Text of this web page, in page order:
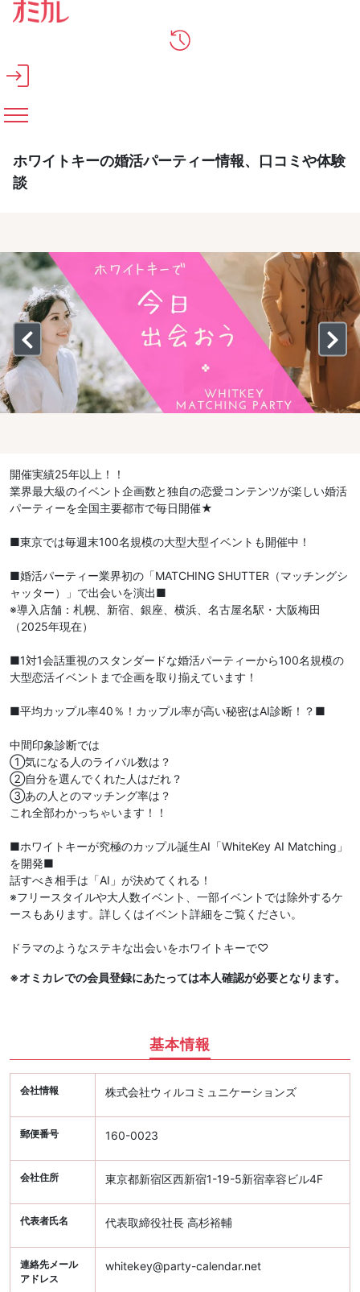
メインコンテンツへスキップ
ホワイトキーの婚活パーティー情報、口コミや体験
談
開催実績25年以上！！
業界最大級のイベント企画数と独自の恋愛コンテンツが楽しい婚活
パーティーを全国主要都市で毎日開催★
■東京では毎週末100名規模の大型大型イベントも開催中！
■婚活パーティー業界初の「MATCHING SHUTTER（マッチングシ
ャッター）」で出会いを演出■
※導入店舗：札幌、新宿、銀座、横浜、名古屋名駅・大阪梅田
（2025年現在）
■1対1会話重視のスタンダードな婚活パーティーから100名規模の
大型恋活イベントまで企画を取り揃えています！
■平均カップル率40％！カップル率が高い秘密はAI診断！？■
中間印象診断では
①気になる人のライバル数は？
②自分を選んでくれた人はだれ？
③あの人とのマッチング率は？
これ全部わかっちゃいます！！
■ホワイトキーが究極のカップル誕生AI「WhiteKey AI Matching」
を開発■
話すべき相手は「AI」が決めてくれる！
※フリースタイルや大人数イベント、一部イベントでは除外するケ
ースもあります。詳しくはイベント詳細をご覧ください。
ドラマのようなステキな出会いをホワイトキーで♡
※オミカレでの会員登録にあたっては本人確認が必要となります。
基本情報
会社情報 株式会社ウィルコミュニケーションズ
郵便番号 160-0023
会社住所 東京都新宿区西新宿1-19-5新宿幸容ビル4F
代表者氏名 代表取締役社長 高杉裕輔
連絡先メール
アドレス
whitekey@party-calendar.net